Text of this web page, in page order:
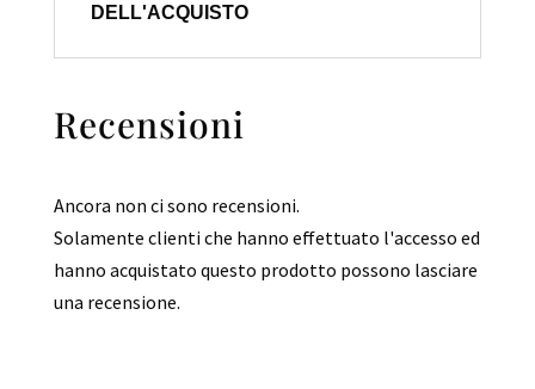
DELL'ACQUISTO
Recensioni
Ancora non ci sono recensioni.
Solamente clienti che hanno effettuato l'accesso ed
hanno acquistato questo prodotto possono lasciare
una recensione.